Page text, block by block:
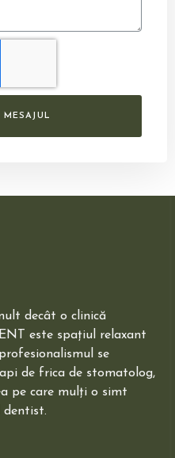
MESAJUL
decât o clinică
este spațiul relaxant
se
de frica de stomatolog,
pe care mulți o simt
dentist.